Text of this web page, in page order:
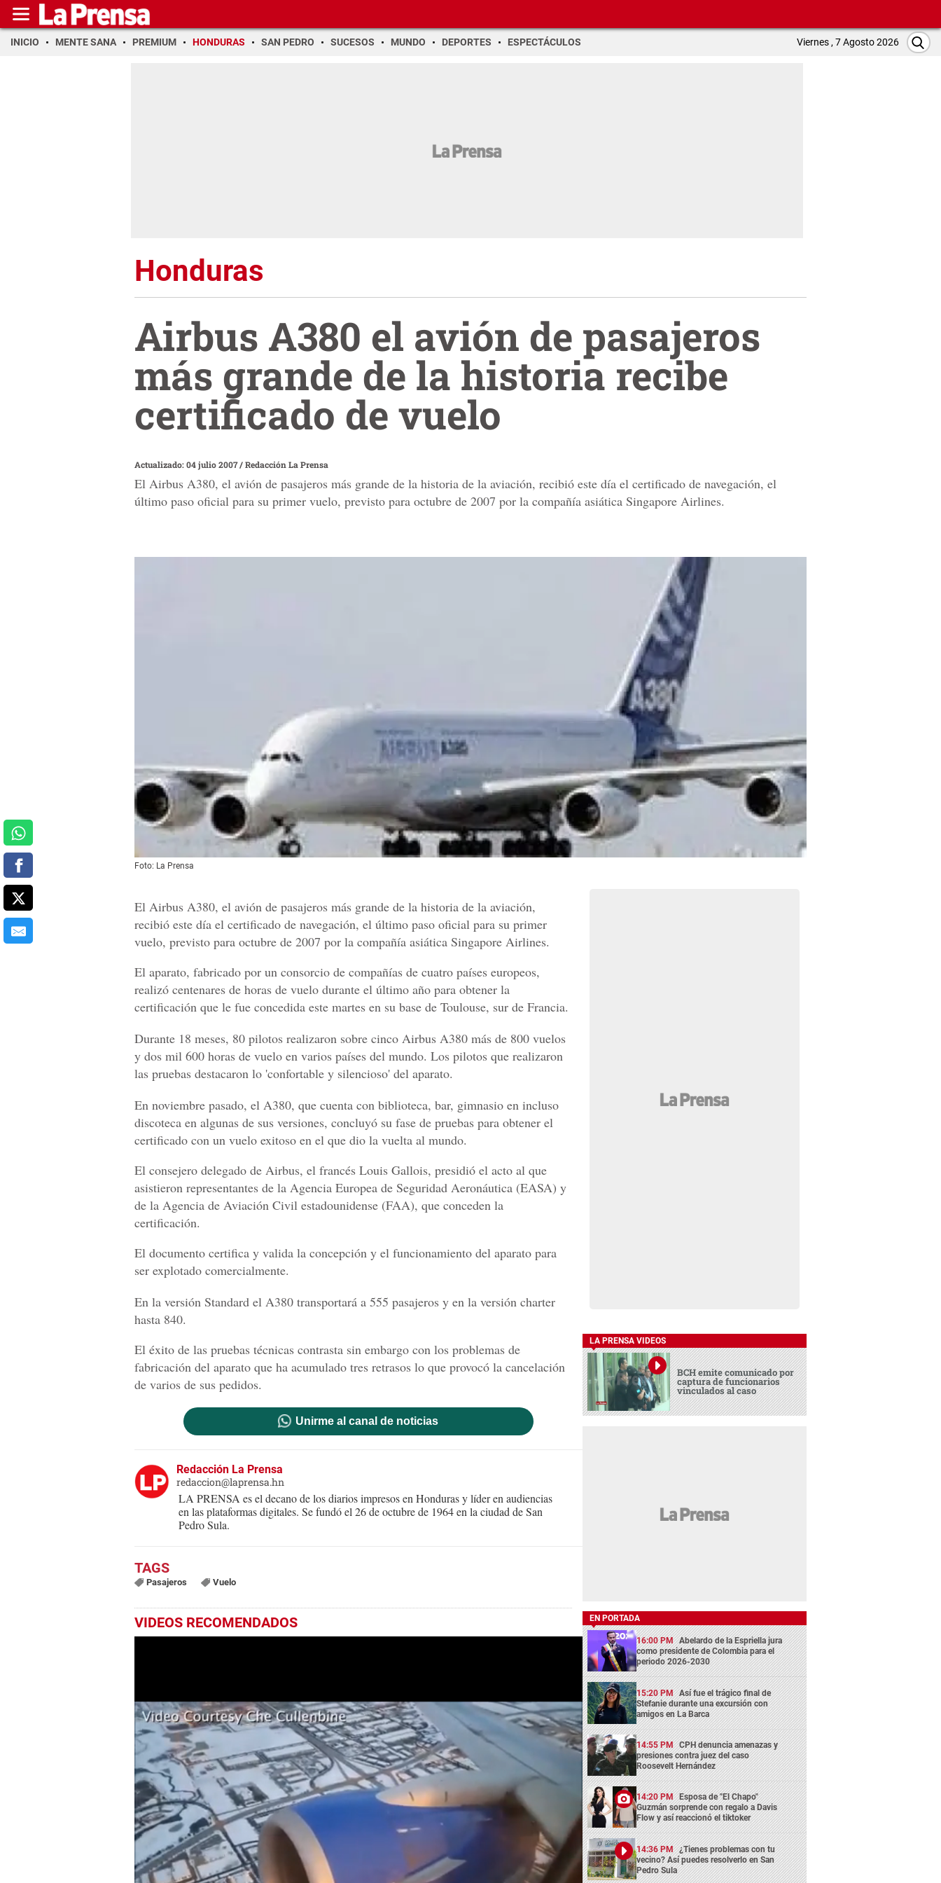
INICIO MENTE SANA PREMIUM HONDURAS SAN PEDRO SUCESOS MUNDO DEPORTES ESPECTÁCULOS Viernes , 7 Agosto 2026
Honduras
Airbus A380 el avión de pasajeros
más grande de la historia recibe
certificado de vuelo
Actualizado: 04 julio 2007/Redacción La Prensa
El Airbus A380, el avión de pasajeros más grande de la historia de la aviación, recibió este día el certificado de navegación, el
último paso oficial para su primer vuelo, previsto para octubre de 2007 por la compañía asiática Singapore Airlines.
Foto: La Prensa
El Airbus A380, el avión de pasajeros más grande de la historia de la aviación,
recibió este día el certificado de navegación, el último paso oficial para su primer
vuelo, previsto para octubre de 2007 por la compañía asiática Singapore Airlines.
El aparato, fabricado por un consorcio de compañías de cuatro países europeos,
realizó centenares de horas de vuelo durante el último año para obtener la
certificación que le fue concedida este martes en su base de Toulouse, sur de Francia.
Durante 18 meses, 80 pilotos realizaron sobre cinco Airbus A380 más de 800 vuelos
y dos mil 600 horas de vuelo en varios países del mundo. Los pilotos que realizaron
las pruebas destacaron lo 'confortable y silencioso' del aparato.
En noviembre pasado, el A380, que cuenta con biblioteca, bar, gimnasio en incluso
discoteca en algunas de sus versiones, concluyó su fase de pruebas para obtener el
certificado con un vuelo exitoso en el que dio la vuelta al mundo.
El consejero delegado de Airbus, el francés Louis Gallois, presidió el acto al que
asistieron representantes de la Agencia Europea de Seguridad Aeronáutica (EASA) y
de la Agencia de Aviación Civil estadounidense (FAA), que conceden la
certificación.
El documento certifica y valida la concepción y el funcionamiento del aparato para
ser explotado comercialmente.
En la versión Standard el A380 transportará a 555 pasajeros y en la versión charter
hasta 840.
El éxito de las pruebas técnicas contrasta sin embargo con los problemas de
fabricación del aparato que ha acumulado tres retrasos lo que provocó la cancelación
de varios de sus pedidos.
Unirme al canal de noticias
Redacción La Prensa
redaccion@laprensa.hn
LA PRENSA es el decano de los diarios impresos en Honduras y líder en audiencias
en las plataformas digitales. Se fundó el 26 de octubre de 1964 en la ciudad de San
Pedro Sula.
Pasajeros Vuelo
VIDEOS RECOMENDADOS
LA PRENSA VIDEOS
BCH emite comunicado por
captura de funcionarios
vinculados al caso
EN PORTADA
16:00 PM Abelardo de la Espriella jura
como presidente de Colombia para el
periodo 2026-2030
15:20 PM Así fue el trágico final de
Stefanie durante una excursión con
amigos en La Barca
14:55 PM CPH denuncia amenazas y
presiones contra juez del caso
Roosevelt Hernández
14:20 PM Esposa de "El Chapo"
Guzmán sorprende con regalo a Davis
Flow y así reaccionó el tiktoker
14:36 PM ¿Tienes problemas con tu
vecino? Así puedes resolverlo en San
Pedro Sula